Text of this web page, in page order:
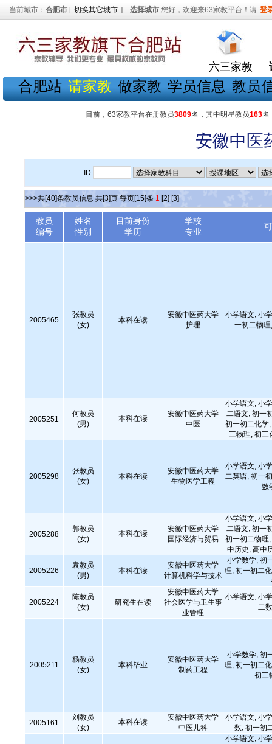
当前城市： 合肥市 [ 切换其它城市 ] 选择城市 您好，欢迎来63家教平台！请 登
六三家教
合肥站 请家教 做家教 学员信息 教员
目前，63家教平台在册教员3809名，其中明星教员163名
安徽中医
ID
>>>共[40]条教员信息 共[3]页 每页[15]条 1 [2] [3]
教员
编号
姓名
性别
目前身份
学历
学校
专业
2005465
张教员
(女)
本科在读
安徽中医药大学
护理
小学语文, 小
一初二物
2005251
何教员
(男)
本科在读
安徽中医药大学
中医
小学语文, 小
二语文, 初一
初一初二化学
三物理, 初三
2005298
张教员
(女)
本科在读
安徽中医药大学
生物医学工程
小学语文, 小
二英语, 初一
数
2005288
郭教员
(女)
本科在读
安徽中医药大学
国际经济与贸易
小学语文, 小
二语文, 初一
初一初二物理
中历史, 高中
2005226
袁教员
(男)
本科在读
安徽中医药大学
计算机科学与技术
小学数学, 初
理, 初一初二
2005224
陈教员
(女)
研究生在读
安徽中医药大学
社会医学与卫生事
业管理
小学语文, 小
二
2005211
杨教员
(女)
本科毕业
安徽中医药大学
制药工程
小学数学, 初
理, 初一初二
初三
2005161
刘教员
(女)
本科在读
安徽中医药大学
中医儿科
小学语文, 小
数, 初一初
小学语文, 小